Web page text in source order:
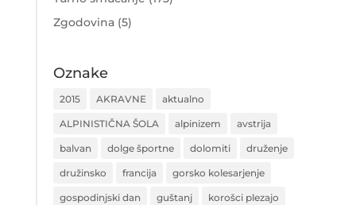
Zgodovina(5)
Oznake
2015 AKRAVNE aktualno
ALPINISTIČNA ŠOLA alpinizem avstrija
balvan dolge športne dolomiti druženje
družinsko francija gorsko kolesarjenje
gospodinjski dan guštanj korošci plezajo